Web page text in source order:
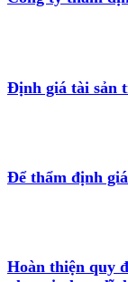
Định giá tài sản
Để thẩm định
Hoàn thiện quy